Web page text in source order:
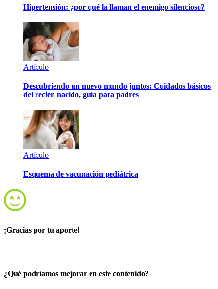
Hipertensión: ¿por qué la llaman el enemigo silencioso?
Artículo
Descubriendo un nuevo mundo juntos: Cuidados básicos
del recién nacido, guía para padres
Artículo
Esquema de vacunación pediátrica
¡Gracias por tu aporte!
¿Qué podríamos mejorar en este contenido?